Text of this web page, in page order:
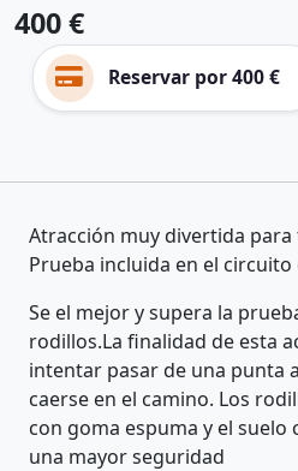
400 €
Reservar por 400 €
Atracción muy divertida para
Prueba incluida en el
Se el mejor y supera la
rodillos.La finalidad de esta
intentar pasar de una punta
caerse en el camino. Los
con goma espuma y el suelo
una mayor seguridad